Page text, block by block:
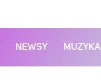
NEWSY MUZYKA